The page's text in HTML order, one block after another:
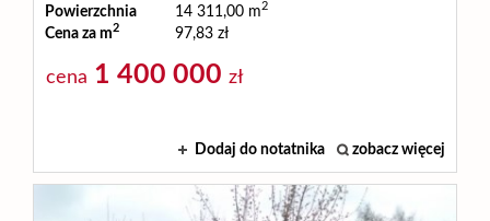
Powierzchnia 14 311,00 m2
Cena za m2 97,83 zł
cena 1 400 000 zł
Dodaj do notatnika zobacz więcej